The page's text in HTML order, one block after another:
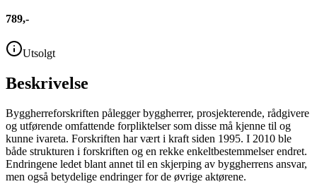
789,-
Utsolgt
Beskrivelse
Byggherreforskriften pålegger byggherrer, prosjekterende, rådgivere
og utførende omfattende forpliktelser som disse må kjenne til og
kunne ivareta. Forskriften har vært i kraft siden 1995. I 2010 ble
både strukturen i forskriften og en rekke enkeltbestemmelser endret.
Endringene ledet blant annet til en skjerping av byggherrens ansvar,
men også betydelige endringer for de øvrige aktørene.